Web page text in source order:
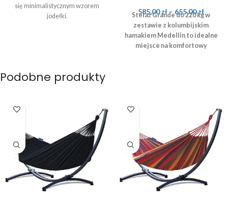
się minimalistycznym wzorem
jodełki.
585,00zł – 655,00zł
Stelaż Grande do 220 kg w
zestawie z kolumbijskim
hamakiem Medellin to idealne
miejsce na komfortowy
Podobne produkty